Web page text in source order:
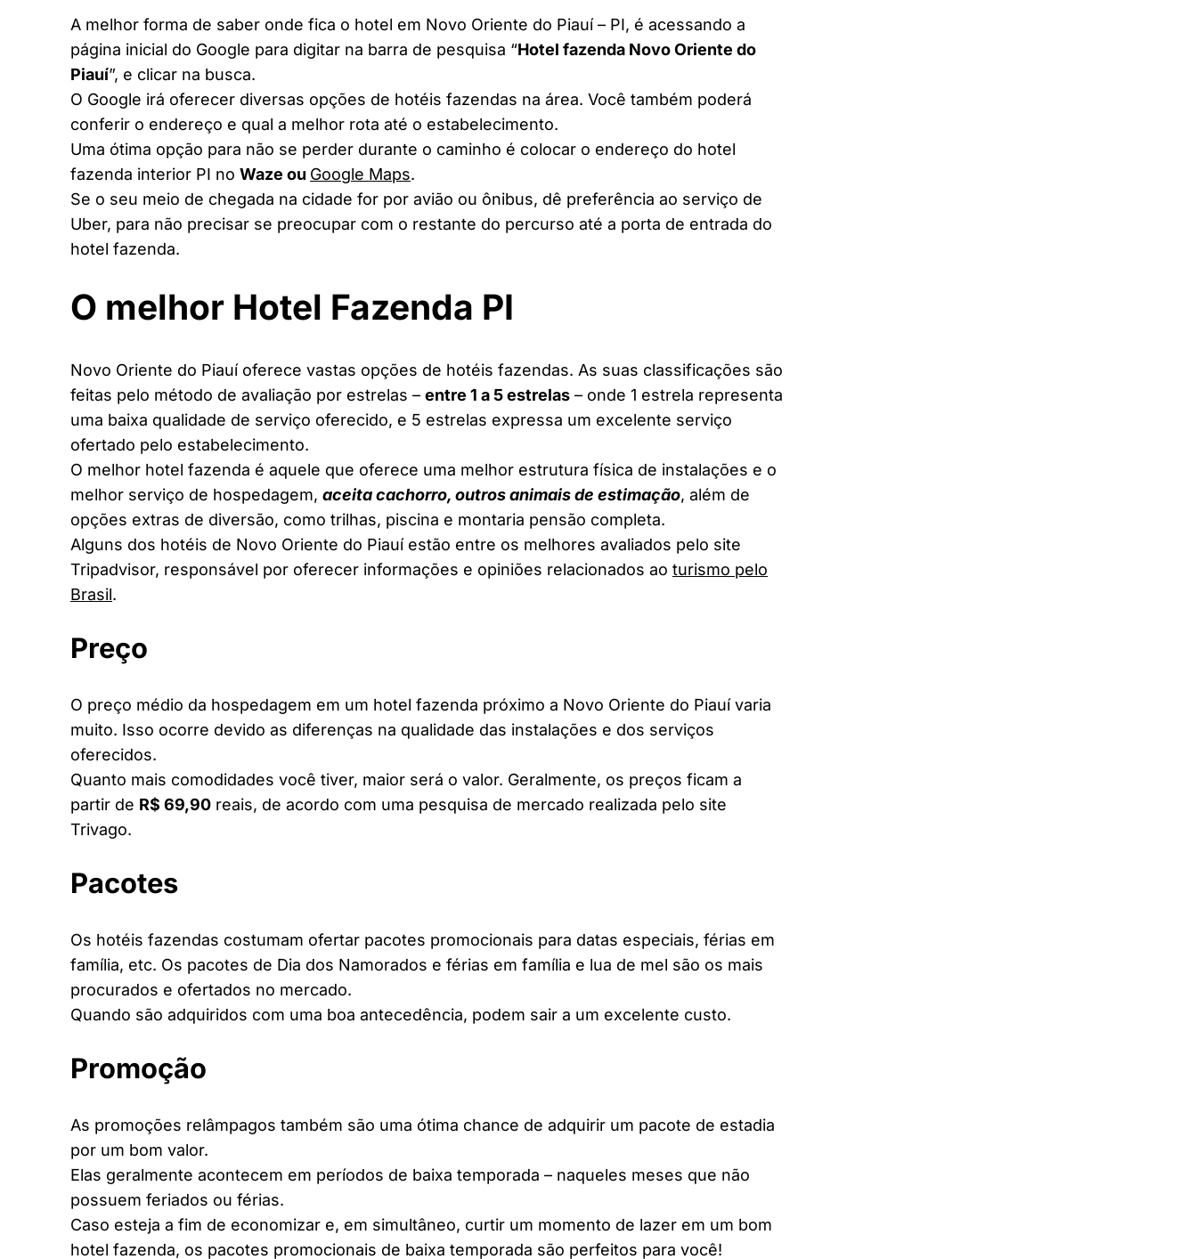
A melhor forma de saber onde fica o hotel em Novo Oriente do Piauí – PI, é acessando a
página inicial do Google para digitar na barra de pesquisa “Hotel fazenda Novo Oriente do
Piauí”, e clicar na busca.
O Google irá oferecer diversas opções de hotéis fazendas na área. Você também poderá
conferir o endereço e qual a melhor rota até o estabelecimento.
Uma ótima opção para não se perder durante o caminho é colocar o endereço do hotel
fazenda interior PI no Waze ou Google Maps.
Se o seu meio de chegada na cidade for por avião ou ônibus, dê preferência ao serviço de
Uber, para não precisar se preocupar com o restante do percurso até a porta de entrada do
hotel fazenda.
O melhor Hotel Fazenda PI
Novo Oriente do Piauí oferece vastas opções de hotéis fazendas. As suas classificações são
feitas pelo método de avaliação por estrelas – entre 1 a 5 estrelas – onde 1 estrela representa
uma baixa qualidade de serviço oferecido, e 5 estrelas expressa um excelente serviço
ofertado pelo estabelecimento.
O melhor hotel fazenda é aquele que oferece uma melhor estrutura física de instalações e o
melhor serviço de hospedagem, aceita cachorro, outros animais de estimação, além de
opções extras de diversão, como trilhas, piscina e montaria pensão completa.
Alguns dos hotéis de Novo Oriente do Piauí estão entre os melhores avaliados pelo site
Tripadvisor, responsável por oferecer informações e opiniões relacionados ao turismo pelo
Brasil.
Preço
O preço médio da hospedagem em um hotel fazenda próximo a Novo Oriente do Piauí varia
muito. Isso ocorre devido as diferenças na qualidade das instalações e dos serviços
oferecidos.
Quanto mais comodidades você tiver, maior será o valor. Geralmente, os preços ficam a
partir de R$ 69,90 reais, de acordo com uma pesquisa de mercado realizada pelo site
Trivago.
Pacotes
Os hotéis fazendas costumam ofertar pacotes promocionais para datas especiais, férias em
família, etc. Os pacotes de Dia dos Namorados e férias em família e lua de mel são os mais
procurados e ofertados no mercado.
Quando são adquiridos com uma boa antecedência, podem sair a um excelente custo.
Promoção
As promoções relâmpagos também são uma ótima chance de adquirir um pacote de estadia
por um bom valor.
Elas geralmente acontecem em períodos de baixa temporada – naqueles meses que não
possuem feriados ou férias.
Caso esteja a fim de economizar e, em simultâneo, curtir um momento de lazer em um bom
hotel fazenda, os pacotes promocionais de baixa temporada são perfeitos para você!